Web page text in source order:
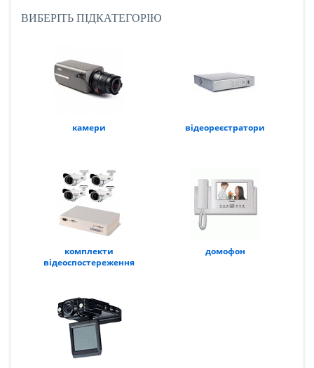
ВИБЕРІТЬ ПІДКАТЕГОРІЮ
камери відеореєстратори
комплекти
відеоспостереження
домофон